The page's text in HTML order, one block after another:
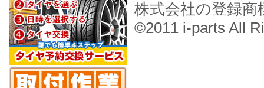
株式会社の登録商
©2011 i-parts All